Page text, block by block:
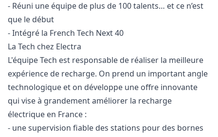
- Réuni une équipe de plus de 100 talents… et ce n’est
que le début
- Intégré la French Tech Next 40
La Tech chez Electra
L'équipe Tech est responsable de réaliser la meilleure
expérience de recharge. On prend un important angle
technologique et on développe une offre innovante
qui vise à grandement améliorer la recharge
électrique en France :
- une supervision fiable des stations pour des bornes